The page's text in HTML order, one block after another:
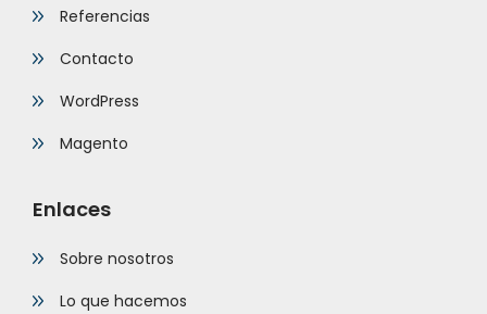
Referencias
Contacto
WordPress
Magento
Enlaces
Sobre nosotros
Lo que hacemos